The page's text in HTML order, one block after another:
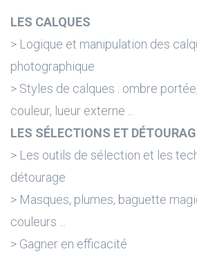
LES CALQUES
> Logique et manipulation des
photographique
> Styles de calques : ombre
couleur, lueur externe ...
LES SÉLECTIONS ET
> Les outils de sélection et les
détourage
> Masques, plumes, baguette
couleurs ...
> Gagner en efficacité